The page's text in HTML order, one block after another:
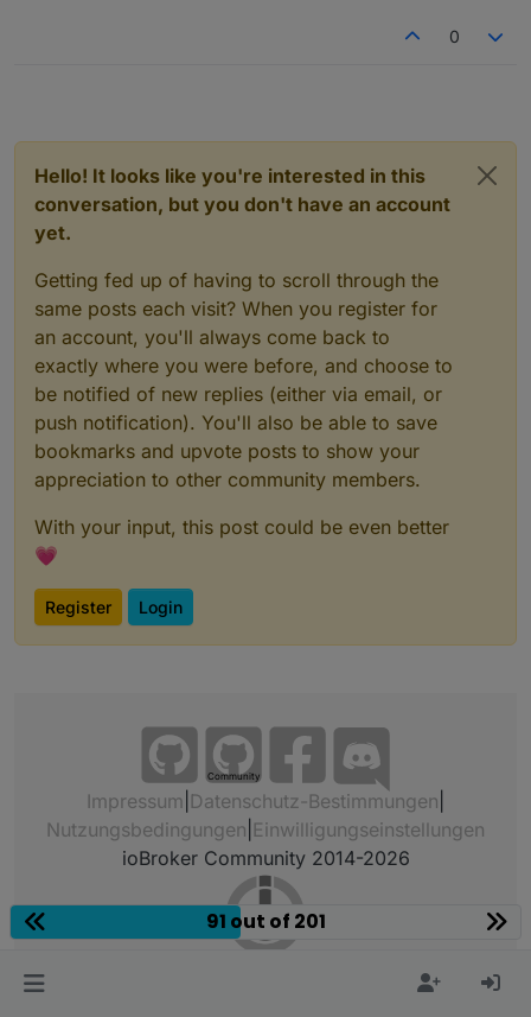
0
Hello! It looks like you're interested in this
conversation, but you don't have an account
yet.
Getting fed up of having to scroll through the
same posts each visit? When you register for
an account, you'll always come back to
exactly where you were before, and choose to
be notified of new replies (either via email, or
push notification). You'll also be able to save
bookmarks and upvote posts to show your
appreciation to other community members.
With your input, this post could be even better
💗
Register Login
Community
Impressum Datenschutz-Bestimmungen
Nutzungsbedingungen Einwilligungseinstellungen
ioBroker Community 2014-2026
91 out of 201